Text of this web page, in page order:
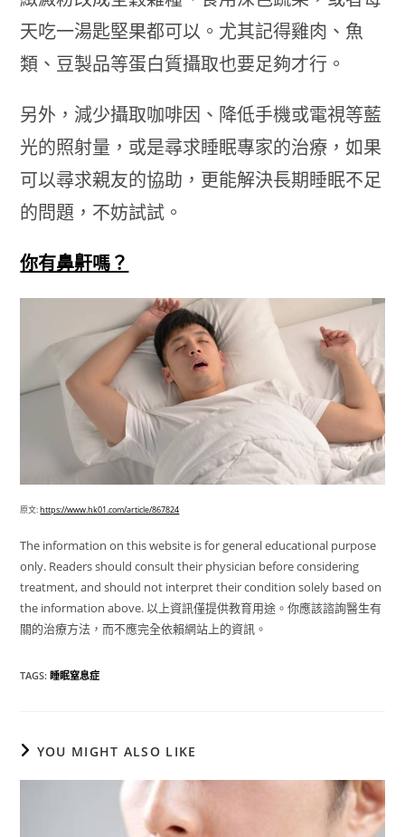
天吃一湯匙堅果都可以。尤其記得雞肉、魚
類、豆製品等蛋白質攝取也要足夠才行。
另外，減少攝取咖啡因、降低手機或電視等藍
光的照射量，或是尋求睡眠專家的治療，如果
可以尋求親友的協助，更能解決長期睡眠不足
的問題，不妨試試。
你有鼻鼾嗎？
原文:https://www.hk01.com/article/867824
The information on this website is for general educational purpose
only. Readers should consult their physician before considering
treatment, and should not interpret their condition solely based on
the information above. 以上資訊僅提供教育用途。你應該諮詢醫生有
關的治療方法，而不應完全依賴網站上的資訊。
TAGS:睡眠窒息症
YOU MIGHT ALSO LIKE